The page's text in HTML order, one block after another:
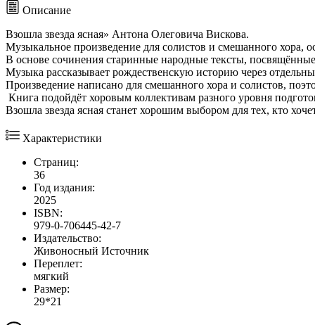
Описание
Взошла звезда ясная» Антона Олеговича Вискова.
Музыкальное произведение для солистов и смешанного хора,
В основе сочинения старинные народные тексты,
Музыка рассказывает рождественскую историю через
Произведение написано для смешанного хора и солистов,
Книга подойдёт хоровым коллективам разного уровня
Взошла звезда ясная станет хорошим выбором для тех, кто
Характеристики
Страниц:
36
Год издания:
2025
ISBN:
979-0-706445-42-7
Издательство:
Живоносный Источник
Переплет:
мягкий
Размер:
29*21